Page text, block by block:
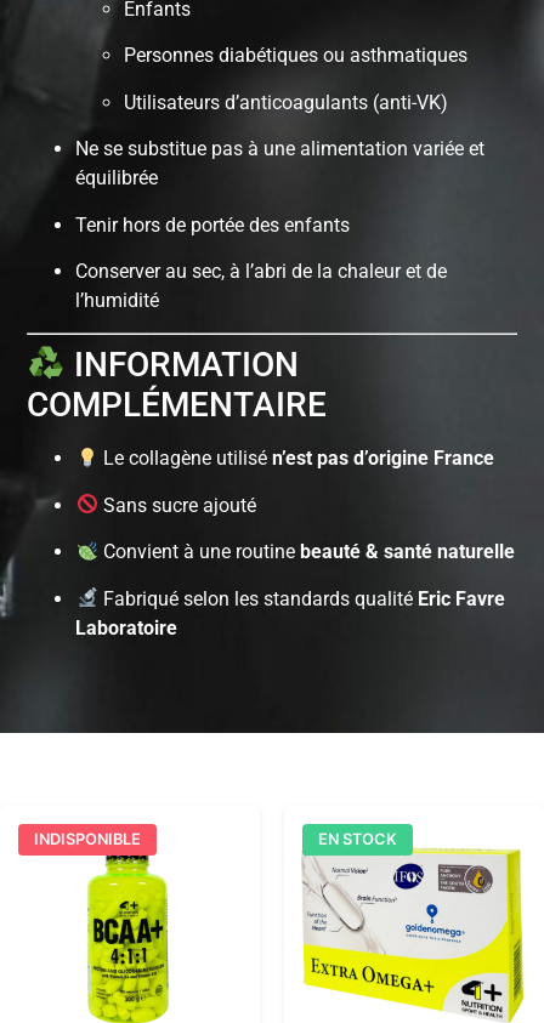
Enfants
Personnes diabétiques ou asthmatiques
Utilisateurs d’anticoagulants (anti-VK)
Ne se substitue pas à une alimentation variée et
équilibrée
Tenir hors de portée des enfants
Conserver au sec, à l’abri de la chaleur et de
l’humidité
INFORMATION
COMPLÉMENTAIRE
Le collagène utilisé n’est pas d’origine France
Sans sucre ajouté
Convient à une routine beauté & santé naturelle
Fabriqué selon les standards qualité Eric Favre
Laboratoire
INDISPONIBLE EN STOCK